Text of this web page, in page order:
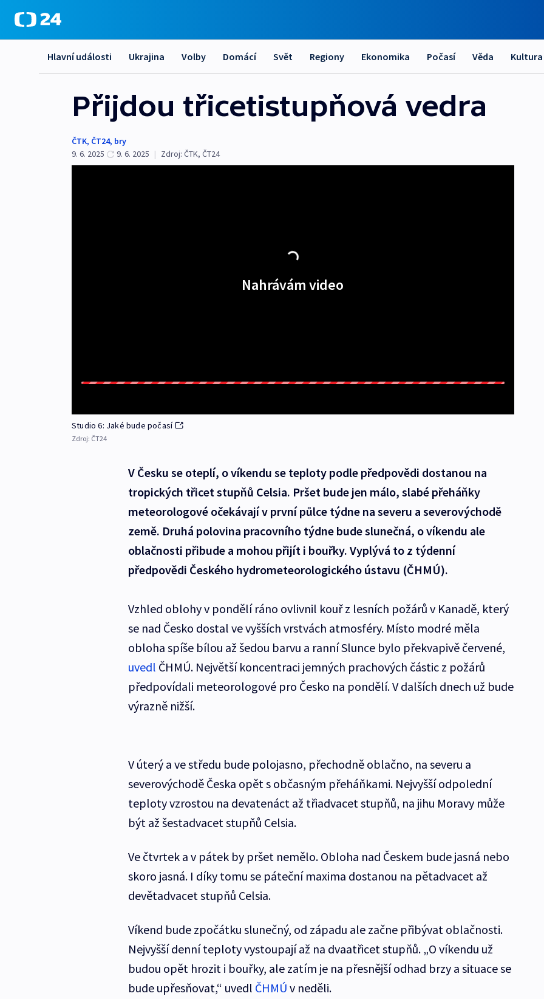
Hlavní události Ukrajina Volby Domácí Svět Regiony Ekonomika Počasí Věda Kultura
Přijdou třicetistupňová vedra
ČTK, ČT24, bry
9. 6. 2025
9. 6. 2025 | Zdroj: ČTK, ČT24
Nahrávám video
Studio 6: Jaké bude počasí
Zdroj: ČT24
V Česku se oteplí, o víkendu se teploty podle předpovědi dostanou na
tropických třicet stupňů Celsia. Pršet bude jen málo, slabé přeháňky
meteorologové očekávají v první půlce týdne na severu a severovýchodě
země. Druhá polovina pracovního týdne bude slunečná, o víkendu ale
oblačnosti přibude a mohou přijít i bouřky. Vyplývá to z týdenní
předpovědi Českého hydrometeorologického ústavu (ČHMÚ).
Vzhled oblohy v pondělí ráno ovlivnil kouř z lesních požárů v Kanadě, který
se nad Česko dostal ve vyšších vrstvách atmosféry. Místo modré měla
obloha spíše bílou až šedou barvu a ranní Slunce bylo překvapivě červené,
uvedl ČHMÚ. Největší koncentraci jemných prachových částic z požárů
předpovídali meteorologové pro Česko na pondělí. V dalších dnech už bude
výrazně nižší.
V úterý a ve středu bude polojasno, přechodně oblačno, na severu a
severovýchodě Česka opět s občasným přeháňkami. Nejvyšší odpolední
teploty vzrostou na devatenáct až třiadvacet stupňů, na jihu Moravy může
být až šestadvacet stupňů Celsia.
Ve čtvrtek a v pátek by pršet nemělo. Obloha nad Českem bude jasná nebo
skoro jasná. I díky tomu se páteční maxima dostanou na pětadvacet až
devětadvacet stupňů Celsia.
Víkend bude zpočátku slunečný, od západu ale začne přibývat oblačnosti.
Nejvyšší denní teploty vystoupají až na dvaatřicet stupňů. „O víkendu už
budou opět hrozit i bouřky, ale zatím je na přesnější odhad brzy a situace se
bude upřesňovat,“ uvedl ČHMÚ v neděli.